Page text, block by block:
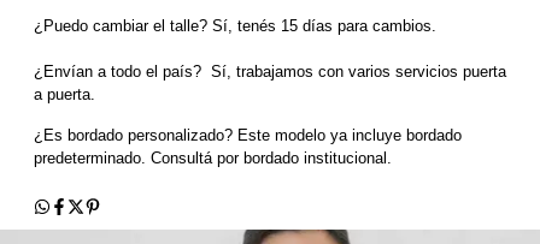
¿Puedo cambiar el talle? Sí, tenés 15 días para cambios.
¿Envían a todo el país?  Sí, trabajamos con varios servicios puerta
a puerta.
¿Es bordado personalizado? Este modelo ya incluye bordado
predeterminado. Consultá por bordado institucional.